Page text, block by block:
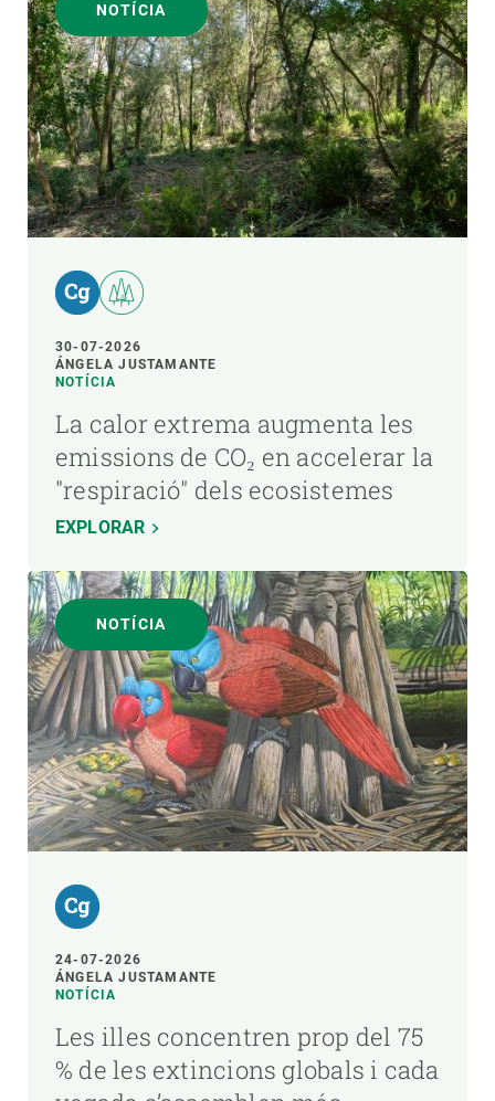
NOTÍCIA
30-07-2026
ÁNGELA JUSTAMANTE
NOTÍCIA
La calor extrema augmenta les
emissions de CO₂ en accelerar la
"respiració" dels ecosistemes
EXPLORAR
NOTÍCIA
24-07-2026
ÁNGELA JUSTAMANTE
NOTÍCIA
Les illes concentren prop del 75
% de les extincions globals i cada